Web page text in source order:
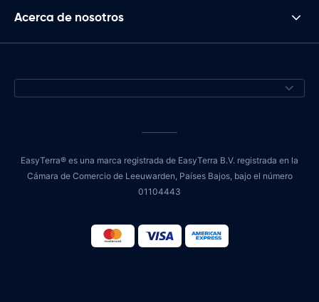
Acerca de nosotros
EasyTerra® es una marca registrada de EasyTerra B.V. registrada en la
Cámara de Comercio de Leeuwarden, Países Bajos, bajo el número
01104443